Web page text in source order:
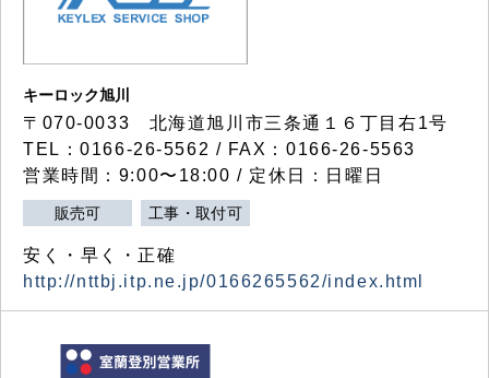
キーロック旭川
〒070-0033 北海道旭川市三条通１６丁目右1号
TEL：0166-26-5562 / FAX：0166-26-5563
営業時間：9:00〜18:00 / 定休日：日曜日
販売可 工事・取付可
安く・早く・正確
http://nttbj.itp.ne.jp/0166265562/index.html